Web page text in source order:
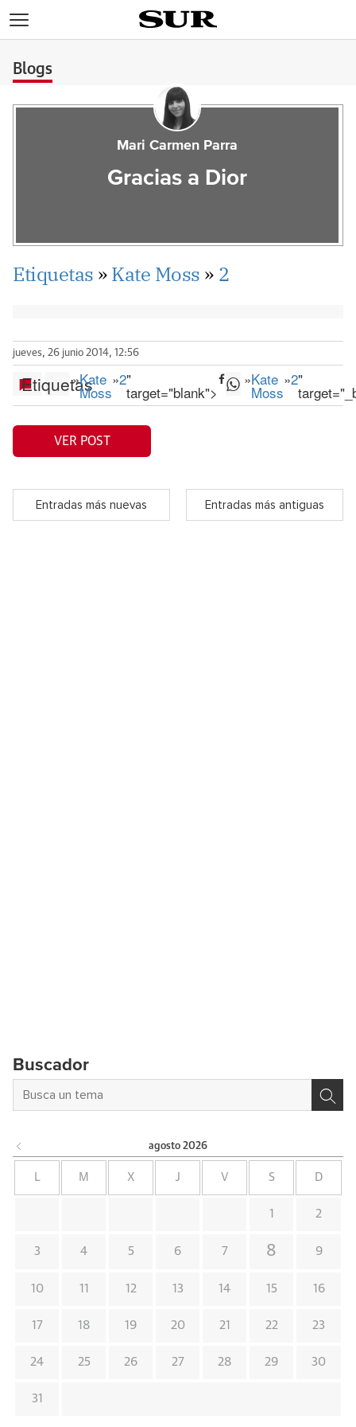
Blogs
Mari Carmen Parra
Gracias a Dior
Etiquetas »Kate Moss » 2
jueves, 26 junio 2014, 12:56
Etiquetas
»Kate
Moss
»2"
target="blank">
»Kate
Moss
»2"
VER POST
Entradas más nuevas Entradas más antiguas
Buscador
agosto 2026
L M X J V S D
1 2
3 4 5 6 7 8 9
10 11 12 13 14 15 16
17 18 19 20 21 22 23
24 25 26 27 28 29 30
31